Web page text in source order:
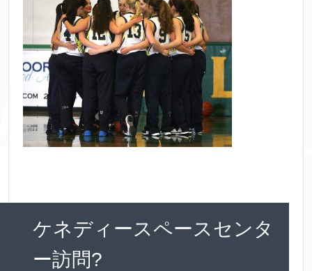
ケネディースペースセンタ
ー訪問?